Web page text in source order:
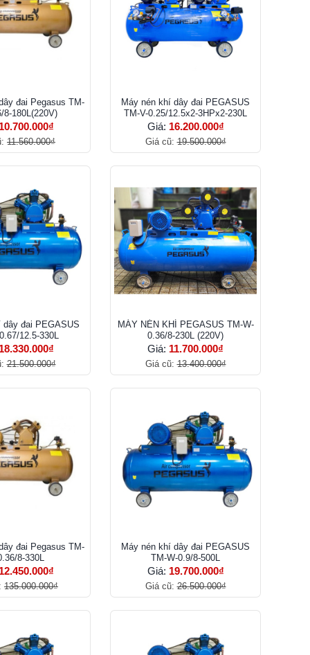
đai Pegasus TM-
8-180L(220V)
10.700.000₫
11.560.000₫
Máy nén khí dây đai PEGASUS
TM-V-0.25/12.5x2-3HPx2-230L
Giá: 16.200.000₫
Giá cũ:19.500.000₫
dây đai PEGASUS
12.5-330L
18.330.000₫
21.500.000₫
MÁY NÉN KHÍ PEGASUS TM-W-
0.36/8-230L (220V)
Giá: 11.700.000₫
Giá cũ:13.400.000₫
đai Pegasus TM-
8-330L
12.450.000₫
135.000.000₫
Máy nén khí dây đai PEGASUS
TM-W-0.9/8-500L
Giá: 19.700.000₫
Giá cũ:26.500.000₫